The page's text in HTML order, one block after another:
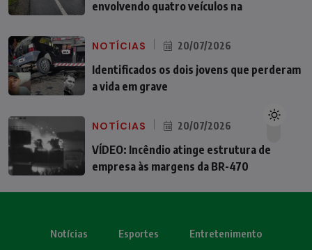
envolvendo quatro veículos na
NOTÍCIAS 20/07/2026
Identificados os dois jovens que perderam
a vida em grave
NOTÍCIAS 20/07/2026
VÍDEO: Incêndio atinge estrutura de
empresa às margens da BR-470
Notícias Esportes Entretenimento